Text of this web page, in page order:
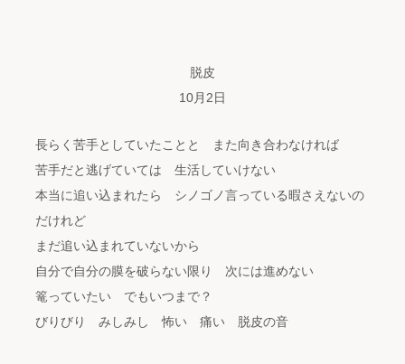
脱皮
10月2日
長らく苦手としていたことと また向き合わなければ
苦手だと逃げていては 生活していけない
本当に追い込まれたら シノゴノ言っている暇さえないの
だけれど
まだ追い込まれていないから
自分で自分の膜を破らない限り 次には進めない
篭っていたい でもいつまで？
びりびり みしみし 怖い 痛い 脱皮の音